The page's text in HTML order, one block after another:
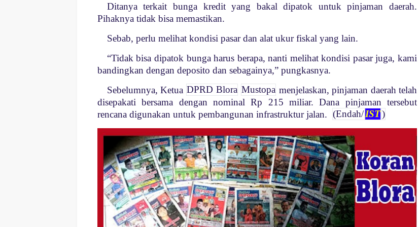
Ditanya terkait bunga kredit yang bakal dipatok untuk pinjaman daerah.
Pihaknya tidak bisa memastikan.
Sebab, perlu melihat kondisi pasar dan alat ukur fiskal yang lain.
“Tidak bisa dipatok bunga harus berapa, nanti melihat kondisi pasar juga, kami
bandingkan dengan deposito dan sebagainya,” pungkasnya.
Sebelumnya, Ketua DPRD Blora Mustopa menjelaskan, pinjaman daerah telah
disepakati bersama dengan nominal Rp 215 miliar. Dana pinjaman tersebut
rencana digunakan untuk pembangunan infrastruktur jalan. (Endah/IST)